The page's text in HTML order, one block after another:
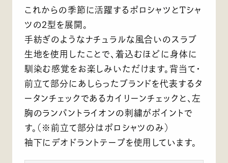
これからの季節に活躍するポロシャツとTシャ
ツの2型を展開。
手紡ぎのようなナチュラルな風合いのスラブ
生地を使用したことで、着込むほどに身体に
馴染む感覚をお楽しみいただけます。背当て・
前立て部分にあしらったブランドを代表するタ
ータンチェックであるカイリーンチェックと、左
胸のランパントライオンの刺繍がポイントで
す。（※前立て部分はポロシャツのみ）
袖下にデオドラントテープを使用しています。